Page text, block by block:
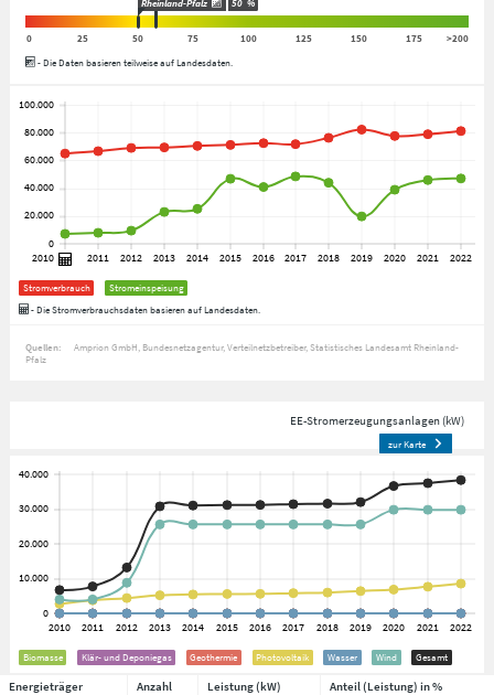
Rheinland-Pfalz 50 %
0 25 50 75 100 125 150 175
>200
- Die Daten basieren teilweise auf Landesdaten.
Stromverbrauch
Stromeinspeisung
- Die Stromverbrauchsdaten basieren auf Landesdaten.
Quellen: Amprion GmbH Bundesnetzagentur Verteilnetzbetreiber Statistisches Landesamt Rheinland-
Pfalz
EE-Stromerzeugungsanlagen (kW)
zur Karte
Biomasse Klär- und Deponiegas Geothermie Photovoltaik Wasser Wind Gesamt
Energieträger Anzahl Leistung (kW)
Anteil (Leistung) in %